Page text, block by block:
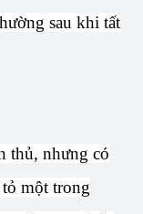
sau khi tất
thủ, nhưng có
một trong